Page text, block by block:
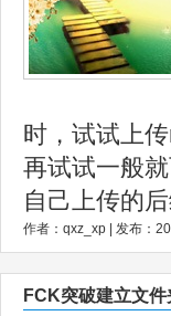
时，试试上
再试试一般
自己上传的
作者：qxz_xp | 发布：
FCK突破建立文件